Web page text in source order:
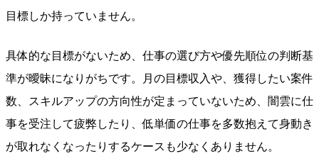
目標しか持っていません。
具体的な目標がないため、仕事の選び方や優先順位の判断基
準が曖昧になりがちです。月の目標収入や、獲得したい案件
数、スキルアップの方向性が定まっていないため、闇雲に仕
事を受注して疲弊したり、低単価の仕事を多数抱えて身動き
が取れなくなったりするケースも少なくありません。